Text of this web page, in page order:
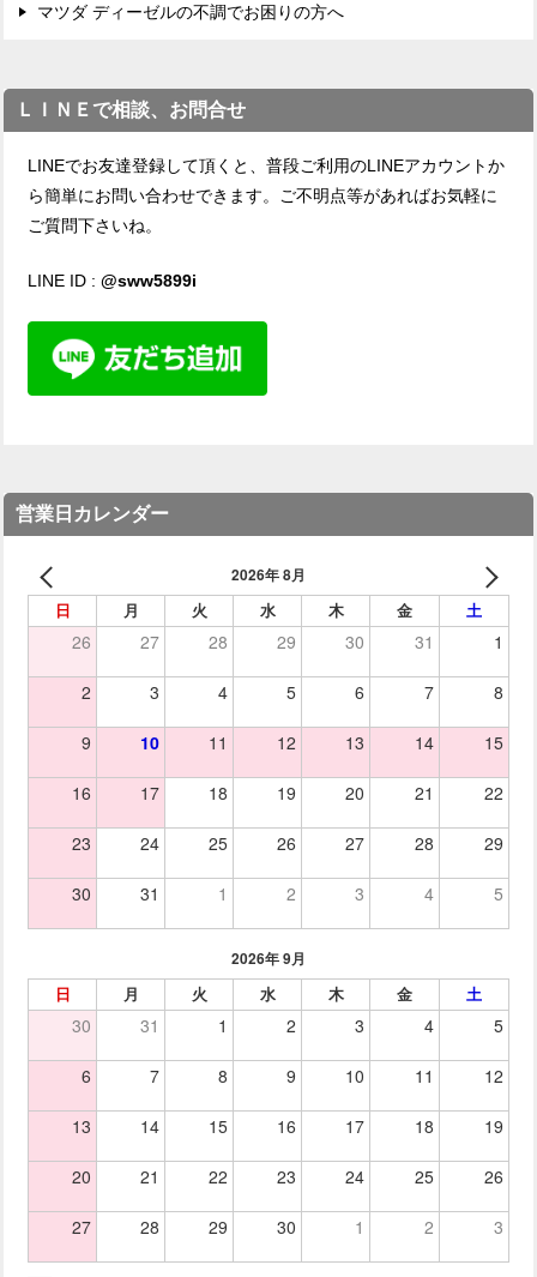
マツダ ディーゼルの不調でお困りの方へ
ＬＩＮＥで相談、お問合せ
LINEでお友達登録して頂くと、普段ご利用のLINEアカウントか
ら簡単にお問い合わせできます。ご不明点等があればお気軽に
ご質問下さいね。
LINE ID : @sww5899i
営業日カレンダー
2026年 8月
日 月 火 水 木 金 土
26 27 28 29 30 31 1
2 3 4 5 6 7 8
9 10 11 12 13 14 15
16 17 18 19 20 21 22
23 24 25 26 27 28 29
30 31 1 2 3 4 5
2026年 9月
日 月 火 水 木 金 土
30 31 1 2 3 4 5
6 7 8 9 10 11 12
13 14 15 16 17 18 19
20 21 22 23 24 25 26
27 28 29 30 1 2 3